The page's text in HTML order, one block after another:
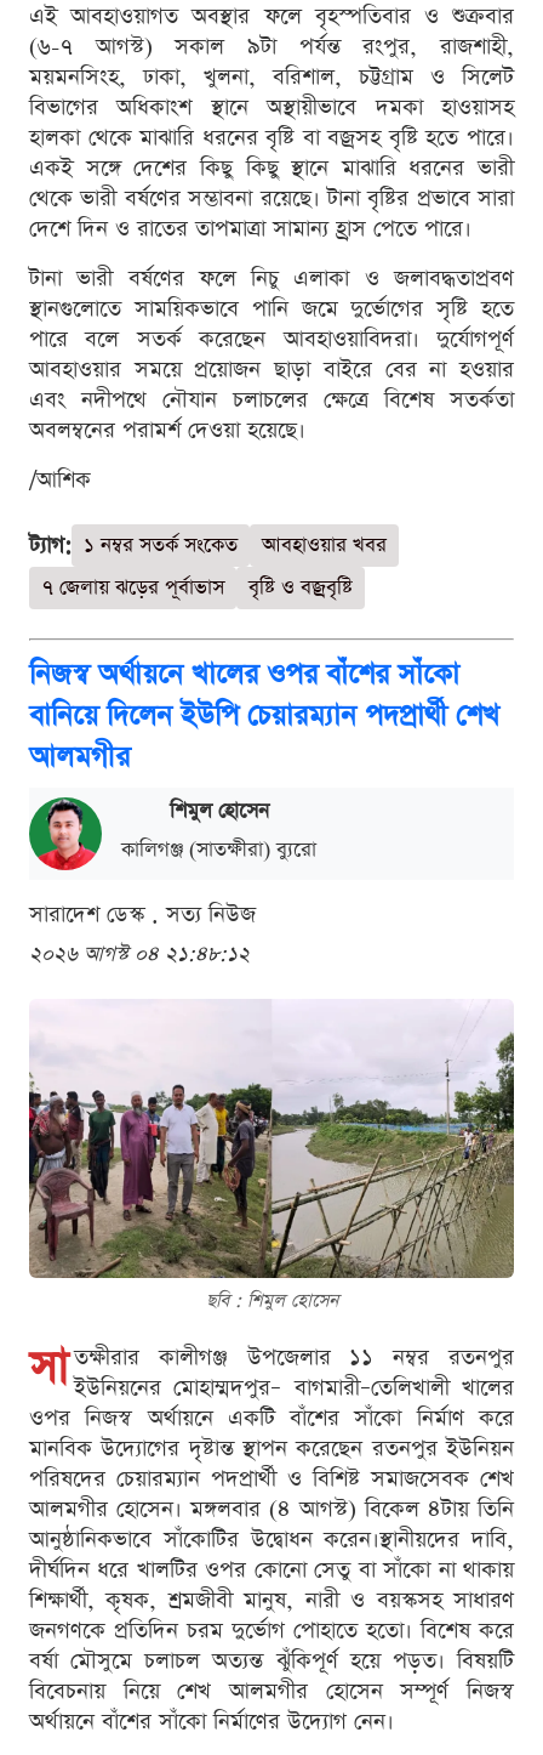
এই আবহাওয়াগত অবস্থার ফলে বৃহস্পতিবার ও শুক্রবার
(৬-৭ আগস্ট) সকাল ৯টা পর্যন্ত রংপুর, রাজশাহী,
ময়মনসিংহ, ঢাকা, খুলনা, বরিশাল, চট্টগ্রাম ও সিলেট
বিভাগের অধিকাংশ স্থানে অস্থায়ীভাবে দমকা হাওয়াসহ
হালকা থেকে মাঝারি ধরনের বৃষ্টি বা বজ্রসহ বৃষ্টি হতে পারে।
একই সঙ্গে দেশের কিছু কিছু স্থানে মাঝারি ধরনের ভারী
থেকে ভারী বর্ষণের সম্ভাবনা রয়েছে। টানা বৃষ্টির প্রভাবে সারা
দেশে দিন ও রাতের তাপমাত্রা সামান্য হ্রাস পেতে পারে।
টানা ভারী বর্ষণের ফলে নিচু এলাকা ও জলাবদ্ধতাপ্রবণ
স্থানগুলোতে সাময়িকভাবে পানি জমে দুর্ভোগের সৃষ্টি হতে
পারে বলে সতর্ক করেছেন আবহাওয়াবিদরা। দুর্যোগপূর্ণ
আবহাওয়ার সময়ে প্রয়োজন ছাড়া বাইরে বের না হওয়ার
এবং নদীপথে নৌযান চলাচলের ক্ষেত্রে বিশেষ সতর্কতা
অবলম্বনের পরামর্শ দেওয়া হয়েছে।
/আশিক
ট্যাগ: ১ নম্বর সতর্ক সংকেত
আবহাওয়ার খবর
৭ জেলায় ঝড়ের পূর্বাভাস
বৃষ্টি ও বজ্রবৃষ্টি
নিজস্ব অর্থায়নে খালের ওপর বাঁশের সাঁকো
বানিয়ে দিলেন ইউপি চেয়ারম্যান পদপ্রার্থী শেখ
আলমগীর
শিমুল হোসেন
কালিগঞ্জ (সাতক্ষীরা) ব্যুরো
সারাদেশ ডেস্ক . সত্য নিউজ
২০২৬ আগস্ট ০৪ ২১:৪৮:১২
ছবি : শিমুল হোসেন
সা তক্ষীরার কালীগঞ্জ উপজেলার ১১ নম্বর রতনপুর
ইউনিয়নের মোহাম্মদপুর– বাগমারী–তেলিখালী খালের
ওপর নিজস্ব অর্থায়নে একটি বাঁশের সাঁকো নির্মাণ করে
মানবিক উদ্যোগের দৃষ্টান্ত স্থাপন করেছেন রতনপুর ইউনিয়ন
পরিষদের চেয়ারম্যান পদপ্রার্থী ও বিশিষ্ট সমাজসেবক শেখ
আলমগীর হোসেন। মঙ্গলবার (৪ আগস্ট) বিকেল ৪টায় তিনি
আনুষ্ঠানিকভাবে সাঁকোটির উদ্বোধন করেন।স্থানীয়দের দাবি,
দীর্ঘদিন ধরে খালটির ওপর কোনো সেতু বা সাঁকো না থাকায়
শিক্ষার্থী, কৃষক, শ্রমজীবী মানুষ, নারী ও বয়স্কসহ সাধারণ
জনগণকে প্রতিদিন চরম দুর্ভোগ পোহাতে হতো। বিশেষ করে
বর্ষা মৌসুমে চলাচল অত্যন্ত ঝুঁকিপূর্ণ হয়ে পড়ত। বিষয়টি
বিবেচনায় নিয়ে শেখ আলমগীর হোসেন সম্পূর্ণ নিজস্ব
অর্থায়নে বাঁশের সাঁকো নির্মাণের উদ্যোগ নেন।